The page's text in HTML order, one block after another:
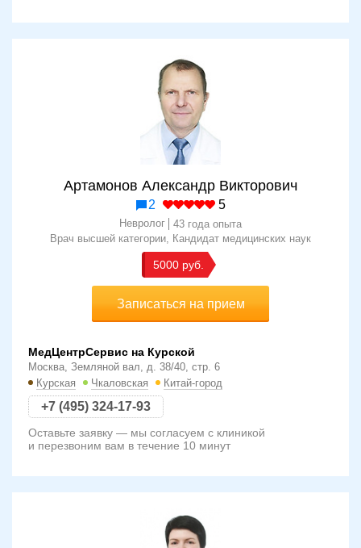
Артамонов Александр Викторович
2 5
Невролог
43 года опыта
Врач высшей категории Кандидат медицинских наук
5000
Записаться на прием
МедЦентрСервис на Курской
Москва, Земляной вал, д. 38/40, стр. 6
Курская
Чкаловская Китай-город
+7 (495) 324-17-93
Оставьте заявку — мы согласуем с клиникой
и перезвоним вам в течение 10 минут